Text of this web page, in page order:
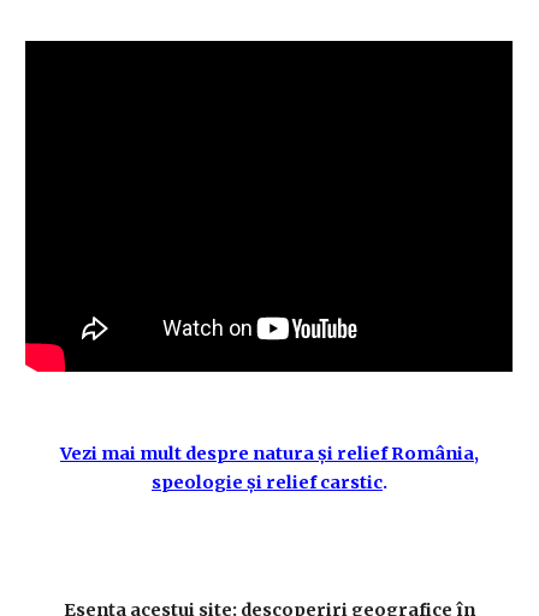
Vezi mai mult despre natura și relief România,
speologie și relief carstic.
Esenţa acestui site: descoperiri geografice în